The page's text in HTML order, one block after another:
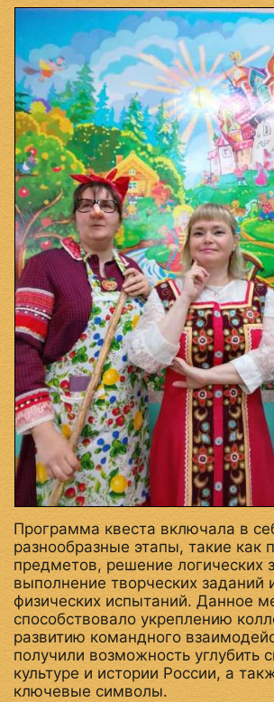
Программа квеста включала в
разнообразные этапы, такие как
предметов, решение логических
выполнение творческих заданий
физических испытаний. Данное
способствовало укреплению
развитию командного
получили возможность углубить
культуре и истории России, а
ключевые символы.